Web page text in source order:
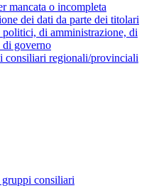
mancata o incompleta
dei dati da parte dei titolari
di amministrazione, di
di governo
consiliari regionali/provinciali
consiliari